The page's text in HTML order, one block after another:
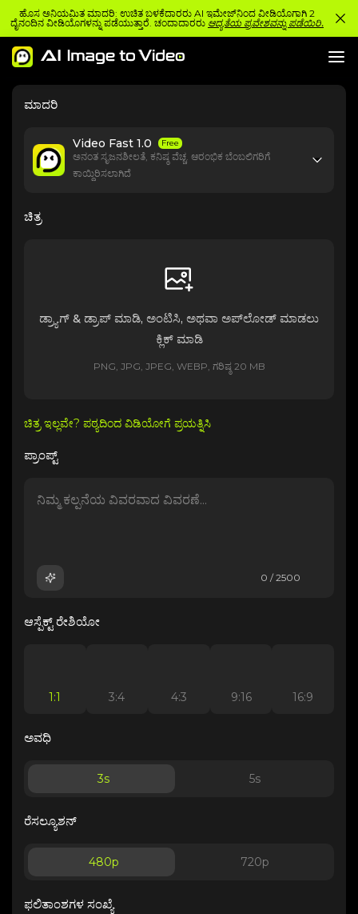
ಹೊಸ ಅನಿಯಮಿತ ಮಾದರಿ: ಉಚಿತ ಬಳಕೆದಾರರು AI ಇಮೇಜ್‌ನಿಂದ ವೀಡಿಯೊಗಾಗಿ 2
ದೈನಂದಿನ ವೀಡಿಯೊಗಳನ್ನು ಪಡೆಯುತ್ತಾರೆ. ಚಂದಾದಾರರು ಆದ್ಯತೆಯ ಪ್ರವೇಶವನ್ನು ಪಡೆಯಿರಿ.
ಮಾದರಿ
Video Fast 1.0 Free
ಅನಂತ ಸೃಜನಶೀಲತೆ, ಕನಿಷ್ಠ ವೆಚ್ಚ. ಆರಂಭಿಕ ಬೆಂಬಲಿಗರಿಗೆ
ಕಾಯ್ದಿರಿಸಲಾಗಿದೆ
ಚಿತ್ರ
ಡ್ರ್ಯಾಗ್ & ಡ್ರಾಪ್ ಮಾಡಿ, ಅಂಟಿಸಿ, ಅಥವಾ ಅಪ್‌ಲೋಡ್ ಮಾಡಲು
ಕ್ಲಿಕ್ ಮಾಡಿ
PNG, JPG, JPEG, WEBP, ಗರಿಷ್ಠ 20 MB
ಚಿತ್ರ ಇಲ್ಲವೇ? ಪಠ್ಯದಿಂದ ವಿಡಿಯೋಗೆ ಪ್ರಯತ್ನಿಸಿ
ಪ್ರಾಂಪ್ಟ್
0 / 2500
ಆಸ್ಪೆಕ್ಟ್ ರೇಶಿಯೋ
1:1 3:4 4:3 9:16 16:9
ಅವಧಿ
3s 5s
ರೆಸಲ್ಯೂಶನ್
480p 720p
ಫಲಿತಾಂಶಗಳ ಸಂಖ್ಯೆ